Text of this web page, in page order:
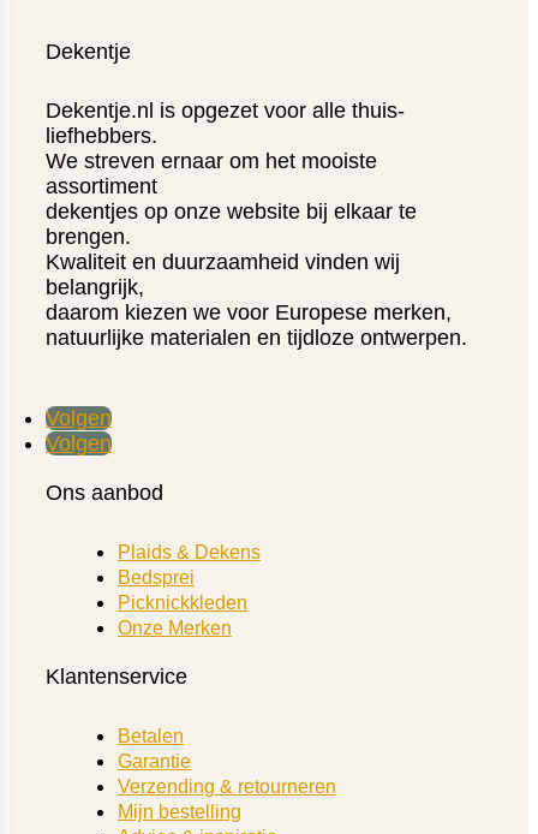
Dekentje
Dekentje.nl is opgezet voor alle thuis-
liefhebbers.
We streven ernaar om het mooiste
assortiment
dekentjes op onze website bij elkaar te
brengen.
Kwaliteit en duurzaamheid vinden wij
belangrijk,
daarom kiezen we voor Europese merken,
natuurlijke materialen en tijdloze ontwerpen.
Volgen
Volgen
Ons aanbod
Plaids & Dekens
Bedsprei
Picknickkleden
Onze Merken
Klantenservice
Betalen
Garantie
Verzending & retourneren
Mijn bestelling